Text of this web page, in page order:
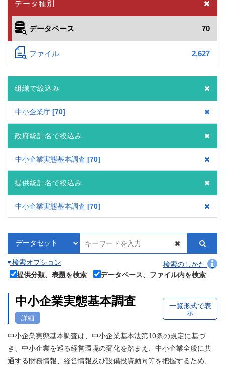
データ種別
データベース 70
ファイル 2,627
組織で絞込み
中小企業庁 70
政府統計名で絞込み
中小企業実態基本調査 70
提供統計名で絞込み
中小企業実態基本調査 70
検索オプション
検索のしかた
提供分類、表題を検索
データベース、ファイル内を検索
中小企業実態基本調査
詳細
一覧形式で表
示
中小企業実態基本調査は、中小企業基本法第10条の規定に基づ
き、中小企業を巡る経営環境の変化を踏まえ、中小企業全般に共
通する財務情報、経営情報及び設備投資動向等を把握するため、